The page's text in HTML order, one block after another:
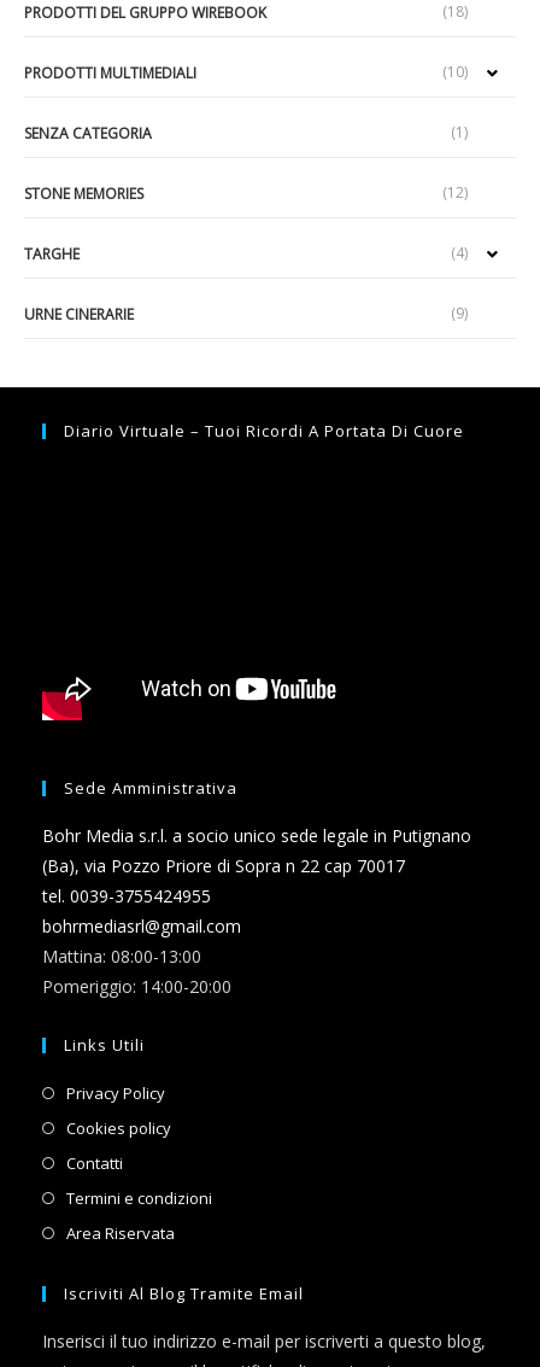
PRODOTTI DEL GRUPPO WIREBOOK (18)
PRODOTTI MULTIMEDIALI (10)
SENZA CATEGORIA (1)
STONE MEMORIES (12)
TARGHE (4)
URNE CINERARIE (9)
Diario Virtuale – Tuoi Ricordi A Portata Di Cuore
Sede Amministrativa
Bohr Media s.r.l. a socio unico sede legale in Putignano
(Ba), via Pozzo Priore di Sopra n 22 cap 70017
tel. 0039-3755424955
bohrmediasrl@gmail.com
Mattina: 08:00-13:00
Pomeriggio: 14:00-20:00
Links Utili
Privacy PolicyOpens
in
tab
Cookies policyOpens
tab
Contatti
in
Termini e condizioni
new
Area Riservata
a
tab
Iscriviti Al Blog Tramite Email
Inserisci il tuo indirizzo e-mail per iscriverti a questo blog,